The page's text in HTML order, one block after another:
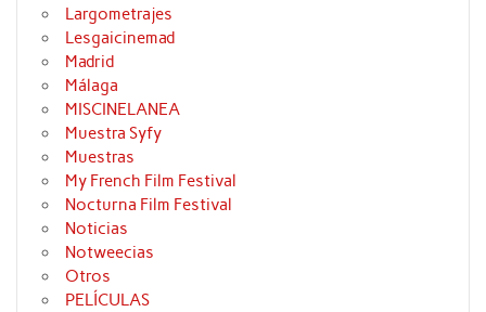
Largometrajes
Lesgaicinemad
Madrid
Málaga
MISCINELANEA
Muestra Syfy
Muestras
My French Film Festival
Nocturna Film Festival
Noticias
Notweecias
Otros
PELÍCULAS